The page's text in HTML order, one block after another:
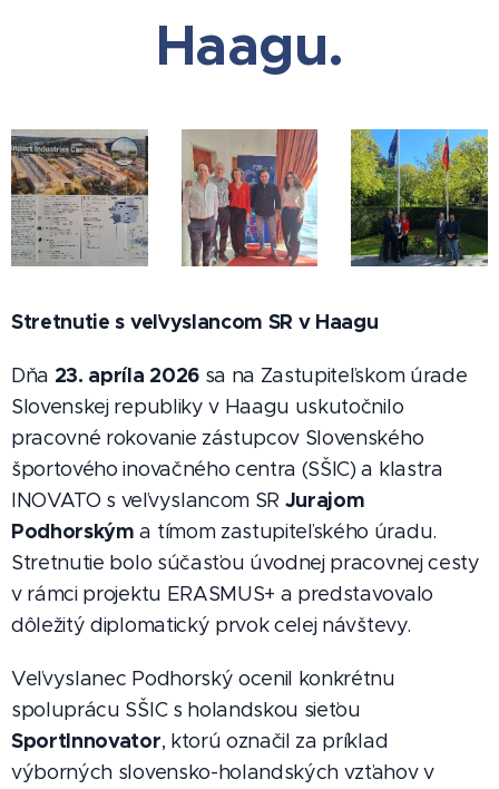
Haagu.
Stretnutie s veľvyslancom SR v Haagu
Dňa 23. apríla 2026sa na Zastupiteľskom úrade
Slovenskej republiky v Haagu uskutočnilo
pracovné rokovanie zástupcov Slovenského
športového inovačného centra (SŠIC) a klastra
INOVATO s veľvyslancom SR Jurajom
Podhorským a tímom zastupiteľského úradu.
Stretnutie bolo súčasťou úvodnej pracovnej cesty
v rámci projektu ERASMUS+ a predstavovalo
dôležitý diplomatický prvok celej návštevy.
Veľvyslanec Podhorský ocenil konkrétnu
spoluprácu SŠIC s holandskou sieťou
SportInnovator, ktorú označil za príklad
výborných slovensko-holandských vzťahov v